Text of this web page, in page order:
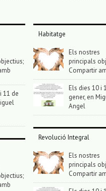
11 de
Habitatge
Els nostres
principals
Compartir
Els dies 10 i
gener, en
Angel
Revolució Integral
Els nostres
principals
Compartir